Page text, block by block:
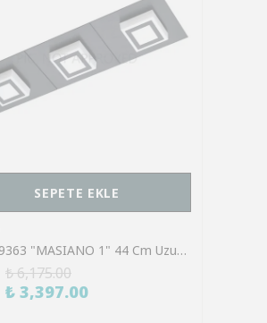
SEPETE EKLE
Eglo 99363 "MASIANO 1" 44 Cm Uzunluğunda Alüminyum, Çelik Siyah Duvar Tavan Armatürü
₺ 6,175.00
₺ 3,397.00